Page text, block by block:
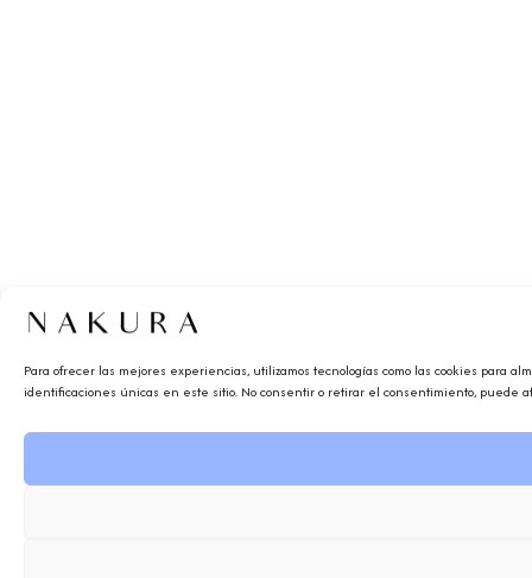
Para ofrecer las mejores experiencias, utilizamos tecnologías como las cookies para
identificaciones únicas en este sitio. No consentir o retirar el consentimiento, puede